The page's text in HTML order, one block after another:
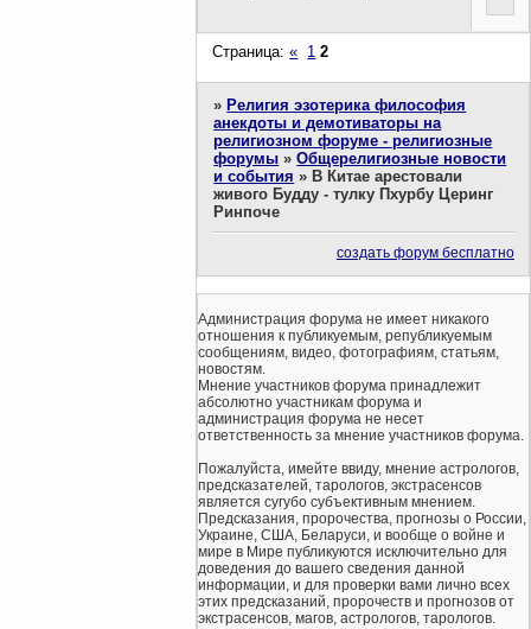
Страница:« 1 2
» Религия эзотерика философия
анекдоты и демотиваторы на
религиозном форуме - религиозные
форумы »Общерелигиозные новости
и события » В Китае арестовали
живого Будду - тулку Пхурбу Церинг
Ринпоче
создать форум бесплатно
Администрация форума не имеет никакого
отношения к публикуемым, републикуемым
сообщениям, видео, фотографиям, статьям,
новостям.
Мнение участников форума принадлежит
абсолютно участникам форума и
администрация форума не несет
ответственность за мнение участников форума.
Пожалуйста, имейте ввиду, мнение астрологов,
предсказателей, тарологов, экстрасенсов
является сугубо субъективным мнением.
Предсказания, пророчества, прогнозы о России,
Украине, США, Беларуси, и вообще о войне и
мире в Мире публикуются исключительно для
доведения до вашего сведения данной
информации, и для проверки вами лично всех
этих предсказаний, пророчеств и прогнозов от
экстрасенсов, магов, астрологов, тарологов.